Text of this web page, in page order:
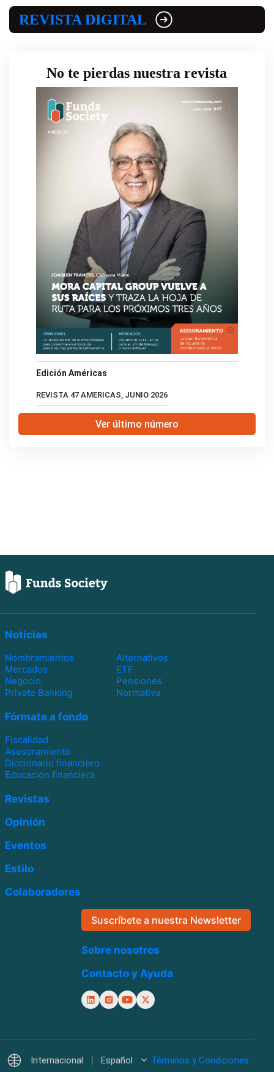
REVISTA DIGITAL
No te pierdas nuestra revista
Edición Américas
REVISTA 47 AMERICAS, JUNIO 2026
Ver último número
Noticias
Nombramientos
Alternativos
Mercados
ETF
Negocio
Pensiones
Private Banking
Normativa
Fórmate a fondo
Fiscalidad
Asesoramiento
Diccionario financiero
Educación financiera
Revistas
Opinión
Eventos
Estilo
Colaboradores
Suscríbete a nuestra Newsletter
Sobre nosotros
Contacto y Ayuda
Internacional Español
Términos y Condiciones